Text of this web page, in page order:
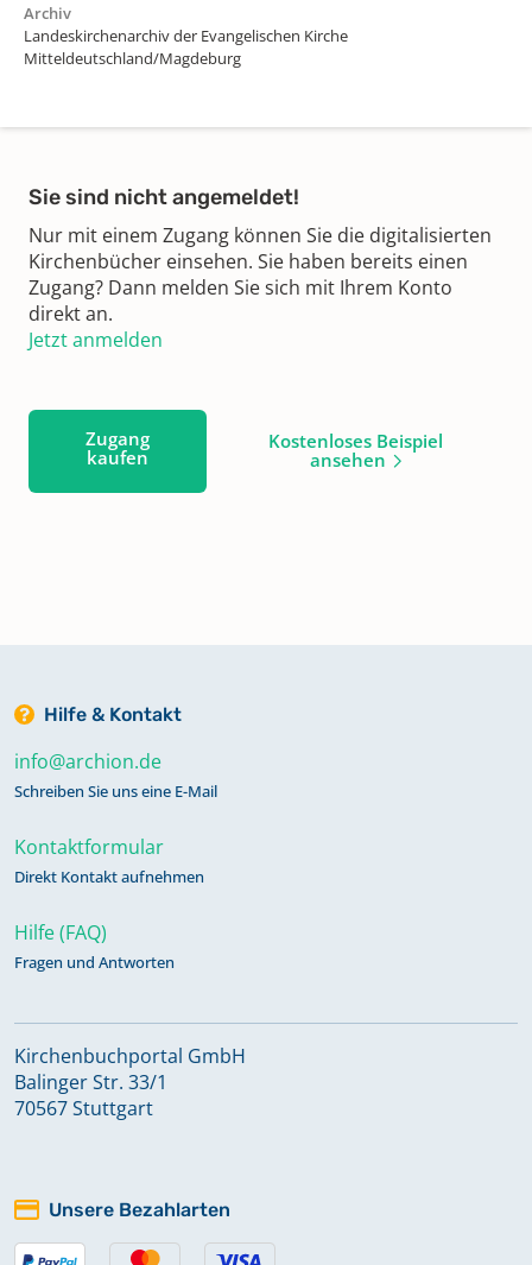
Archiv
Landeskirchenarchiv der Evangelischen Kirche
Mitteldeutschland/Magdeburg
Sie sind nicht angemeldet!
Nur mit einem Zugang können Sie die digitalisierten
Kirchenbücher einsehen. Sie haben bereits einen
Zugang? Dann melden Sie sich mit Ihrem Konto
direkt an.
Jetzt anmelden
Zugang
kaufen
Kostenloses Beispiel
ansehen
Hilfe & Kontakt
info@archion.de
Schreiben Sie uns eine E-Mail
Kontaktformular
Direkt Kontakt aufnehmen
Hilfe (FAQ)
Fragen und Antworten
Kirchenbuchportal GmbH
Balinger Str. 33/1
70567 Stuttgart
Unsere Bezahlarten